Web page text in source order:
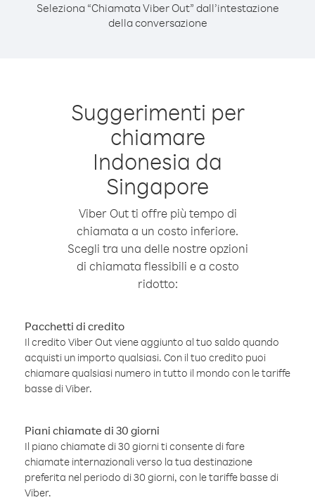
Seleziona “Chiamata Viber Out” dall’intestazione
della conversazione
Suggerimenti per
chiamare
Indonesia da
Singapore
Viber Out ti offre più tempo di
chiamata a un costo inferiore.
Scegli tra una delle nostre opzioni
di chiamata flessibili e a costo
ridotto:
Pacchetti di credito
Il credito Viber Out viene aggiunto al tuo saldo quando
acquisti un importo qualsiasi. Con il tuo credito puoi
chiamare qualsiasi numero in tutto il mondo con le tariffe
basse di Viber.
Piani chiamate di 30 giorni
Il piano chiamate di 30 giorni ti consente di fare
chiamate internazionali verso la tua destinazione
preferita nel periodo di 30 giorni, con le tariffe basse di
Viber.